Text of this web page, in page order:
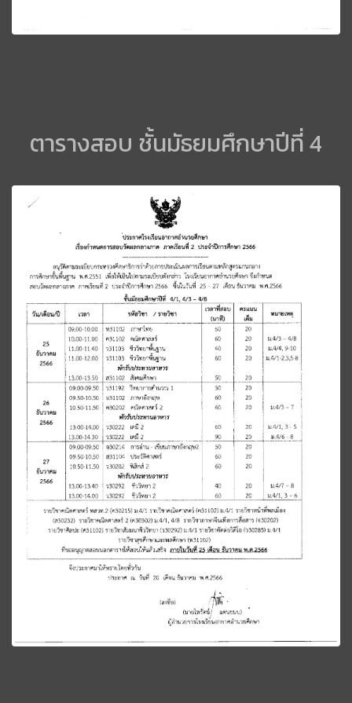
ตารางสอบ ชั้นมัธยมศึกษาปีที่ 4